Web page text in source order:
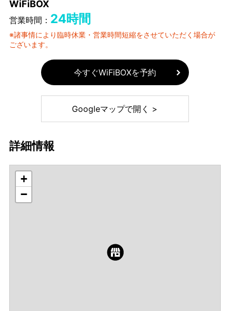
WiFiBOX
営業時間： 24時間
※諸事情により臨時休業・営業時間短縮をさせていただく場合が
ございます。
今すぐWiFiBOXを予約
Googleマップで開く >
詳細情報
+
−